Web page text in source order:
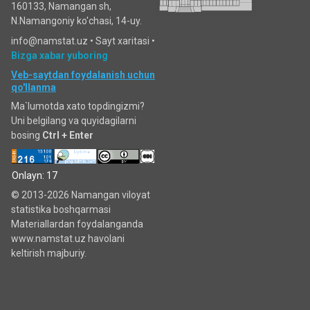
160133, Namangan sh,
N.Namangoniy ko'chasi, 14-uy.
info@namstat.uz • Sayt xaritasi •
Bizga xabar yuboring
Veb-saytdan foydalanish uchun
qo'llanma
Ma`lumotda xato topdingizmi?
Uni belgilang va quyidagilarni
bosing Ctrl + Enter
Onlayn: 17
© 2013-2026 Namangan viloyat
statistika boshqarmasi
Materiallardan foydalanganda
www.namstat.uz havolani
keltirish majburiy.